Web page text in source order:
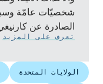
شخصيّات عامّة
الصادرة عن
تعرف على المزيد
الولايات المتحدة